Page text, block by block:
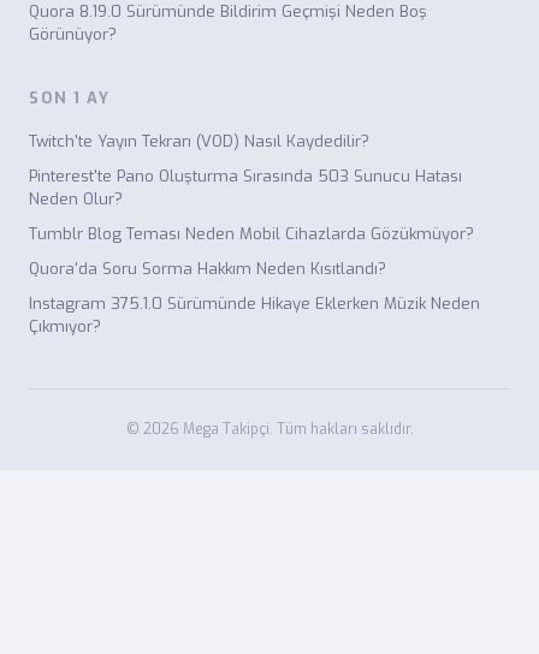
Quora 8.19.0 Sürümünde Bildirim Geçmişi Neden Boş
Görünüyor?
SON 1 AY
Twitch'te Yayın Tekrarı (VOD) Nasıl Kaydedilir?
Pinterest'te Pano Oluşturma Sırasında 503 Sunucu Hatası
Neden Olur?
Tumblr Blog Teması Neden Mobil Cihazlarda Gözükmüyor?
Quora'da Soru Sorma Hakkım Neden Kısıtlandı?
Instagram 375.1.0 Sürümünde Hikaye Eklerken Müzik Neden
Çıkmıyor?
© 2026 Mega Takipçi. Tüm hakları saklıdır.